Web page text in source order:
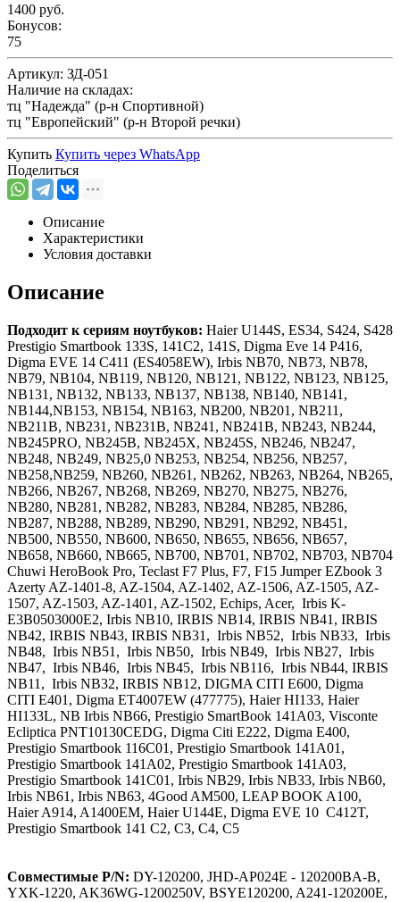
1400 руб.
Бонусов:
75
Артикул: ЗД-051
Наличие на складах:
тц "Надежда" (р-н Спортивной)
тц "Европейский" (р-н Второй речки)
Купить Купить через WhatsApp
Поделиться
Описание
Характеристики
Условия доставки
Описание
Подходит к сериям ноутбуков: Haier U144S, ES34, S424, S428
Prestigio Smartbook 133S, 141C2, 141S, Digma Eve 14 P416,
Digma EVE 14 C411 (ES4058EW), Irbis NB70, NB73, NB78,
NB79, NB104, NB119, NB120, NB121, NB122, NB123, NB125,
NB131, NB132, NB133, NB137, NB138, NB140, NB141,
NB144,NB153, NB154, NB163, NB200, NB201, NB211,
NB211B, NB231, NB231B, NB241, NB241B, NB243, NB244,
NB245PRO, NB245B, NB245X, NB245S, NB246, NB247,
NB248, NB249, NB25,0 NB253, NB254, NB256, NB257,
NB258,NB259, NB260, NB261, NB262, NB263, NB264, NB265,
NB266, NB267, NB268, NB269, NB270, NB275, NB276,
NB280, NB281, NB282, NB283, NB284, NB285, NB286,
NB287, NB288, NB289, NB290, NB291, NB292, NB451,
NB500, NB550, NB600, NB650, NB655, NB656, NB657,
NB658, NB660, NB665, NB700, NB701, NB702, NB703, NB704
Chuwi HeroBook Pro, Teclast F7 Plus, F7, F15 Jumper EZbook 3
Azerty AZ-1401-8, AZ-1504, AZ-1402, AZ-1506, AZ-1505, AZ-
1507, AZ-1503, AZ-1401, AZ-1502, Echips, Acer, Irbis K-
E3B0503000E2, Irbis NB10, IRBIS NB14, IRBIS NB41, IRBIS
NB42, IRBIS NB43, IRBIS NB31, Irbis NB52, Irbis NB33, Irbis
NB48, Irbis NB51, Irbis NB50, Irbis NB49, Irbis NB27, Irbis
NB47, Irbis NB46, Irbis NB45, Irbis NB116, Irbis NB44, IRBIS
NB11, Irbis NB32, IRBIS NB12, DIGMA CITI E600, Digma
CITI E401, Digma ET4007EW (477775), Haier HI133, Haier
HI133L, NB Irbis NB66, Prestigio SmartBook 141A03, Visconte
Ecliptica PNT10130CEDG, Digma Citi E222, Digma E400,
Prestigio Smartbook 116C01, Prestigio Smartbook 141A01,
Prestigio Smartbook 141A02, Prestigio Smartbook 141A03,
Prestigio Smartbook 141C01, Irbis NB29, Irbis NB33, Irbis NB60,
Irbis NB61, Irbis NB63, 4Good AM500, LEAP BOOK A100,
Haier A914, A1400EM, Haier U144E, Digma EVE 10 C412T,
Prestigio Smartbook 141 C2, C3, C4, C5
Совместимые P/N: DY-120200, JHD-AP024E - 120200BA-B,
YXK-1220, AK36WG-1200250V, BSYE120200, A241-120200E,